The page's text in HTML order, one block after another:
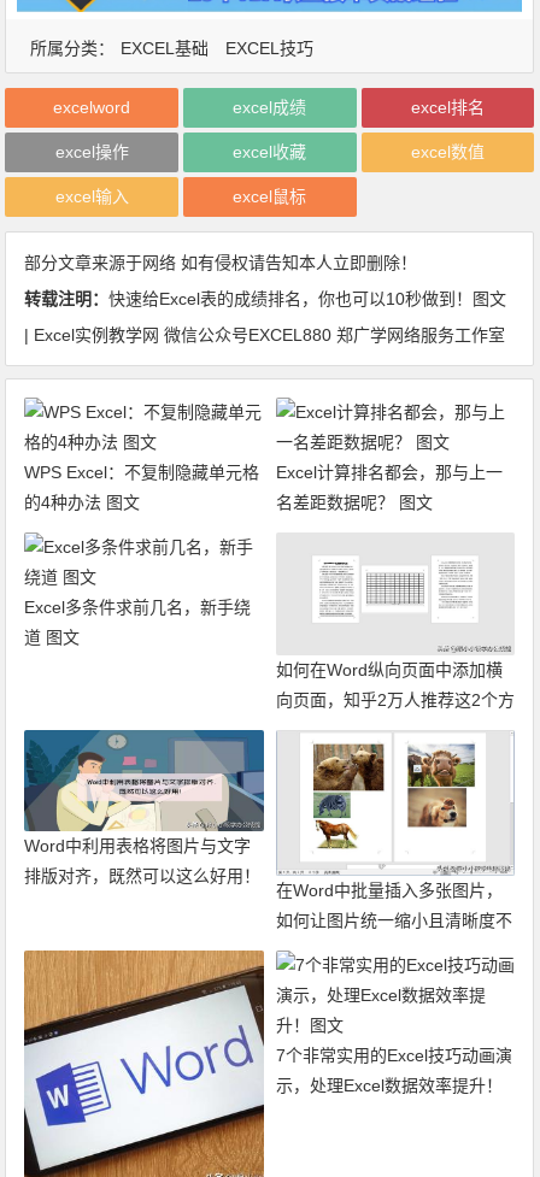
所属分类： EXCEL基础 EXCEL技巧
excelword excel成绩 excel排名
excel操作 excel收藏 excel数值
excel输入 excel鼠标
部分文章来源于网络 如有侵权请告知本人立即删除！
转载注明：快速给Excel表的成绩排名，你也可以10秒做到！图文
| Excel实例教学网 微信公众号EXCEL880 郑广学网络服务工作室
WPS Excel：不复制隐藏单元格
的4种办法 图文
Excel计算排名都会，那与上一
名差距数据呢？ 图文
Excel多条件求前几名，新手绕
道 图文
如何在Word纵向页面中添加横
向页面，知乎2万人推荐这2个方
法！图文
Word中利用表格将图片与文字
排版对齐，既然可以这么好用！
在Word中批量插入多张图片，
如何让图片统一缩小且清晰度不
变？ 图文
7个非常实用的Excel技巧动画演
示，处理Excel数据效率提升！